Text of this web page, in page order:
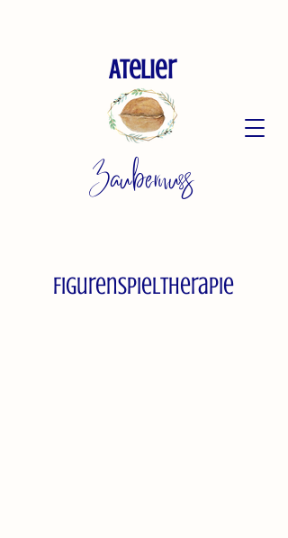
Zaubernuss
Figurenspieltherapie
Atelier